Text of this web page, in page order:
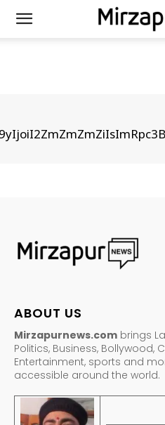
ABOUT US
Mirzapurnews.com brings
Politics, Business, Bollywood,
Entertainment, sports and
accessible around the world.